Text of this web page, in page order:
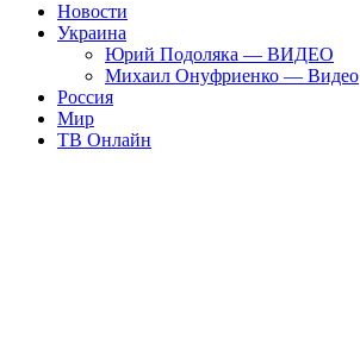
Новости
Украина
Юрий Подоляка — ВИДЕО
Михаил Онуфриенко — Видео
Россия
Мир
ТВ Онлайн